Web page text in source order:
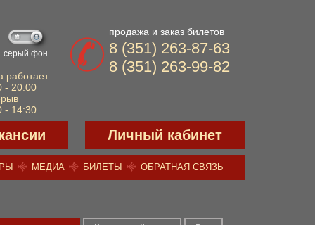
серый фон
работает
- 20:00
- 14:30
продажа и заказ билетов
8 (351) 263-87-63
8 (351) 263-99-82
Личный кабинет
МЕДИА БИЛЕТЫ ОБРАТНАЯ СВЯЗЬ